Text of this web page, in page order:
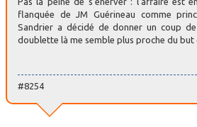
flanquée de JM Guérineau comme
Sandrier a décidé de donner un coup
doublette là me semble plus proche du but
#8254